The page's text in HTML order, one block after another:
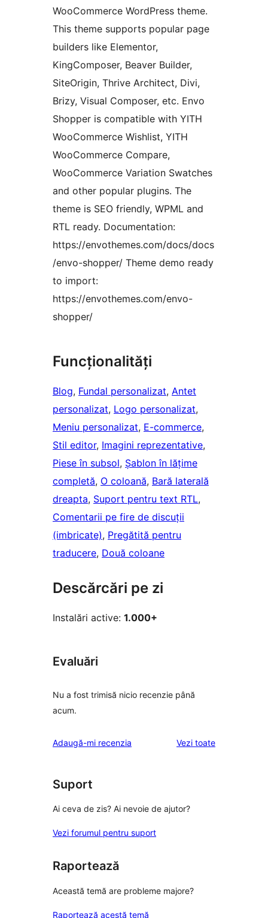
WooCommerce WordPress theme.
This theme supports popular page
builders like Elementor,
KingComposer, Beaver Builder,
SiteOrigin, Thrive Architect, Divi,
Brizy, Visual Composer, etc. Envo
Shopper is compatible with YITH
WooCommerce Wishlist, YITH
WooCommerce Compare,
WooCommerce Variation Swatches
and other popular plugins. The
theme is SEO friendly, WPML and
RTL ready. Documentation:
https://envothemes.com/docs/docs
/envo-shopper/ Theme demo ready
to import:
https://envothemes.com/envo-
shopper/
Funcționalități
Blog, Fundal personalizat, Antet
personalizat, Logo personalizat
Meniu personalizat, E-commerce
Stil editor, Imagini reprezentative
Piese în subsol, Șablon în lățime
completă, O coloană, Bară laterală
dreapta, Suport pentru text RTL
Comentarii pe fire de discuții
(imbricate), Pregătită pentru
traducere, Două coloane
Descărcări pe zi
Instalări active: 1.000+
Evaluări
Nu a fost trimisă nicio recenzie până
acum.
Adaugă-mi recenzia Vezi toaterecenziile
Suport
Ai ceva de zis? Ai nevoie de ajutor?
Vezi forumul pentru suport
Raportează
Această temă are probleme majore?
Raportează acestă temă